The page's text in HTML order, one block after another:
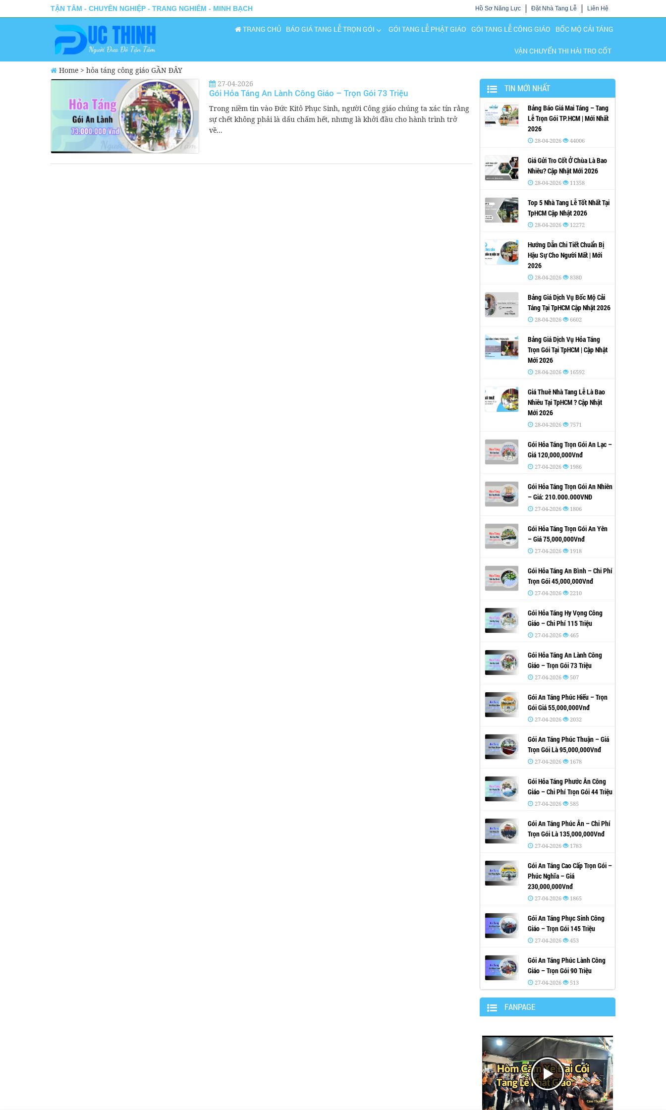
TẬN TÂM - CHUYÊN NGHIỆP - TRANG NGHIÊM - MINH BẠCH Hồ Sơ Năng Lực Đặt Nhà Tang Lễ Liên Hệ
TRANG CHỦ BÁO GIÁ TANG LỄ TRỌN GÓI GÓI TANG LỄ PHẬT GIÁO GÓI TANG LỄ CÔNG GIÁO BỐC MỘ CẢI TÁNG
VẬN CHUYỂN THI HÀI TRO CỐT
Home > hỏa táng công giáo GẦN ĐÂY
27-04-2026
Gói Hỏa Táng An Lành Công Giáo – Trọn Gói 73 Triệu
Trong niềm tin vào Đức Kitô Phục Sinh, người Công giáo chúng ta xác tín rằng
sự chết không phải là dấu chấm hết, nhưng là khởi đầu cho hành trình trở
về...
TIN MỚI NHẤT
Bảng Báo Giá Mai Táng – Tang
Lễ Trọn Gói TP.HCM | Mới Nhất
2026
28-04-2026 44006
Giá Gửi Tro Cốt Ở Chùa Là Bao
Nhiêu? Cập Nhật Mới 2026
28-04-2026 11358
Top 5 Nhà Tang Lễ Tốt Nhất Tại
TpHCM Cập Nhật 2026
28-04-2026 12272
Hướng Dẫn Chi Tiết Chuẩn Bị
Hậu Sự Cho Người Mất | Mới
2026
28-04-2026 8380
Bảng Giá Dịch Vụ Bốc Mộ Cải
Táng Tại TpHCM Cập Nhật 2026
28-04-2026 6602
Bảng Giá Dịch Vụ Hỏa Táng
Trọn Gói Tại TpHCM | Cập Nhật
Mới 2026
28-04-2026 16592
Giá Thuê Nhà Tang Lễ Là Bao
Nhiêu Tại TpHCM ? Cập Nhật
Mới 2026
28-04-2026 7571
Gói Hỏa Táng Trọn Gói An Lạc –
Giá 120,000,000Vnđ
27-04-2026 1986
Gói Hỏa Táng Trọn Gói An Nhiên
– Giá: 210.000.000VNĐ
27-04-2026 1806
Gói Hỏa Táng Trọn Gói An Yên
– Giá 75,000,000Vnđ
27-04-2026 1918
Gói Hỏa Táng An Bình – Chi Phí
Trọn Gói 45,000,000Vnđ
27-04-2026 2210
Gói Hỏa Táng Hy Vọng Công
Giáo – Chi Phí 115 Triệu
27-04-2026 465
Gói Hỏa Táng An Lành Công
Giáo – Trọn Gói 73 Triệu
27-04-2026 507
Gói An Táng Phúc Hiếu – Trọn
Gói Giá 55,000,000Vnđ
27-04-2026 2032
Gói An Táng Phúc Thuận – Giá
Trọn Gói Là 95,000,000Vnđ
27-04-2026 1678
Gói Hỏa Táng Phước Ân Công
Giáo – Chi Phí Trọn Gói 44 Triệu
27-04-2026 585
Gói An Táng Phúc Ân – Chi Phí
Trọn Gói Là 135,000,000Vnđ
27-04-2026 1783
Gói An Táng Cao Cấp Trọn Gói –
Phúc Nghĩa – Giá
230,000,000Vnđ
27-04-2026 1865
Gói An Táng Phục Sinh Công
Giáo – Trọn Gói 145 Triệu
27-04-2026 453
Gói An Táng Phúc Lành Công
Giáo – Trọn Gói 90 Triệu
27-04-2026 513
FANPAGE